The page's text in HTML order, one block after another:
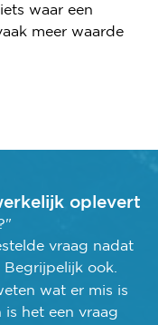
waar een
meer waarde
oplevert
vraag nadat
ook.
wat er mis is
is het een vraag